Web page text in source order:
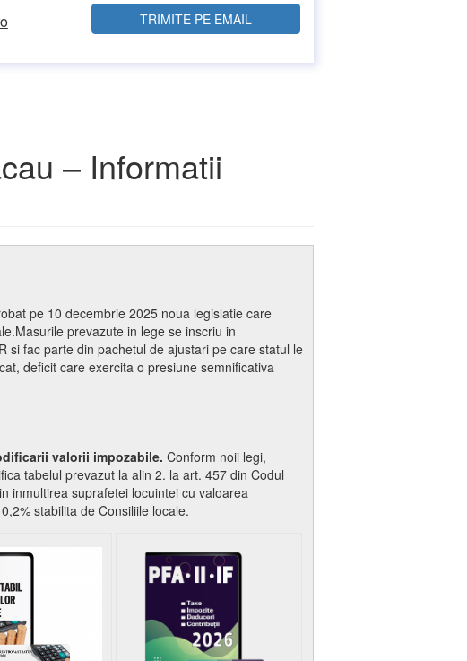
– Informatii
pe 10 decembrie 2025 noua legislatie care
prevazute in lege se inscriu in
si fac parte din pachetul de ajustari pe care statul le
deficit care exercita o presiune semnificativa
valorii impozabile. Conform noii legi,
tabelul prevazut la alin 2. la art. 457 din Codul
inmultirea suprafetei locuintei cu valoarea
stabilita de Consiliile locale.